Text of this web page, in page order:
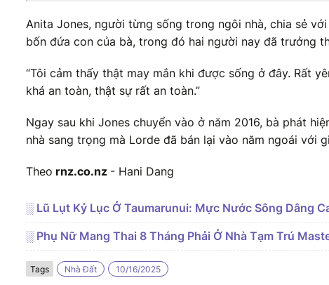
Anita Jones, người từng sống trong ngôi nhà, chia sẻ
bốn đứa con của bà, trong đó hai người nay đã trưởng
“Tôi cảm thấy thật may mắn khi được sống ở đây. Rất
khá an toàn, thật sự rất an toàn.”
Ngay sau khi Jones chuyển vào ở năm 2016, bà phát
nhà sang trọng mà Lorde đã bán lại vào năm ngoái với
Theo rnz.co.nz - Hani Dang
░ Lũ Lụt Kỷ Lục Ở Taumarunui: Mực Nước Sông Dâng
░ Phụ Nữ Mang Thai 8 Tháng Phải Ở Nhà Tạm Trú
Tags Nhà Đất 10/16/2025